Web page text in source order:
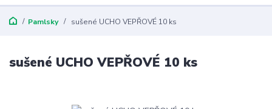
Pamlsky sušené UCHO VEPŘOVÉ 10 ks
sušené UCHO VEPŘOVÉ 10 ks